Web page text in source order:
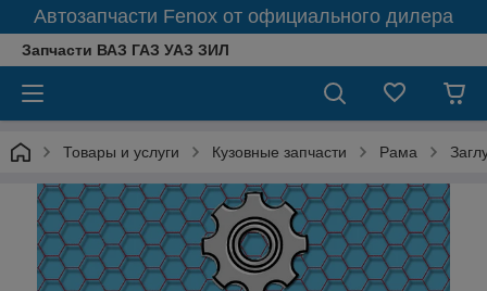
Автозапчасти Fenox от официального дилера
Запчасти ВАЗ ГАЗ УАЗ ЗИЛ
Товары и услуги Кузовные запчасти Рама